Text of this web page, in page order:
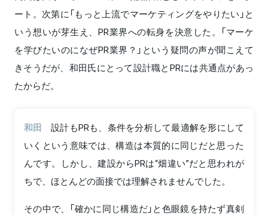
ート。次第に「もっと上流でマーケティングをやりたい」と
いう想いが芽生え、PR業界への転身を決意した。「マーケ
を学びたいのになぜPR業界？」という疑問の声が聞こえて
きそうだが、和田氏にとって設計職とPRには共通点があっ
たからだ。
和田
設計もPRも、条件を分析して最適解を形にして
いくという意味では、構造は本質的に同じだと思った
んです。しかし、建設からPRは“畑違い”だと思われが
ちで、ほとんどの面接では理解されませんでした。
その中で、「確かに同じ構造だ」と色眼鏡を持たず真剣